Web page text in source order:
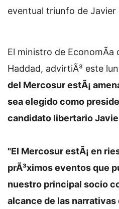
eventual triunfo de Javier
El ministro de EconomÃ­a
Haddad, advirtiÃ³ este
del Mercosur estÃ¡
sea elegido como
candidato libertario
"El Mercosur estÃ¡ en
prÃ³ximos eventos que
nuestro principal socio
alcance de las